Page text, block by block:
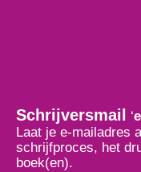
Schrijversmail ‘
Laat je e-mailadres
schrijfproces, het
boek(en).